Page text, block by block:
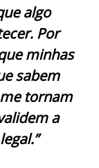
algo
Por
minhas
sabem
tornam
a